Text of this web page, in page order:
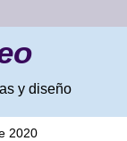
y diseño
2020